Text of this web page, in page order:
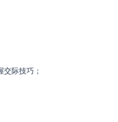
际技巧；